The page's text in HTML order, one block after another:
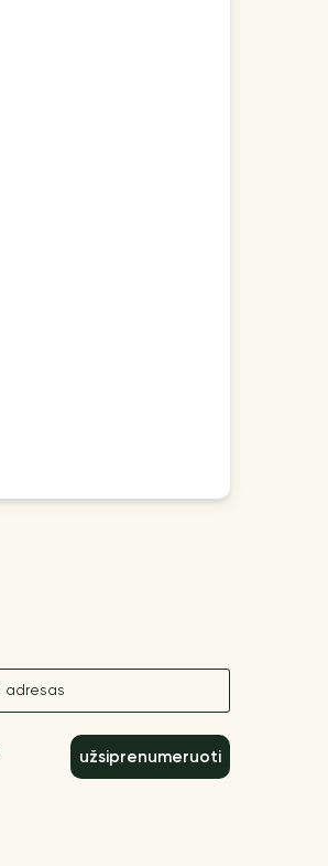
užsiprenumeruoti